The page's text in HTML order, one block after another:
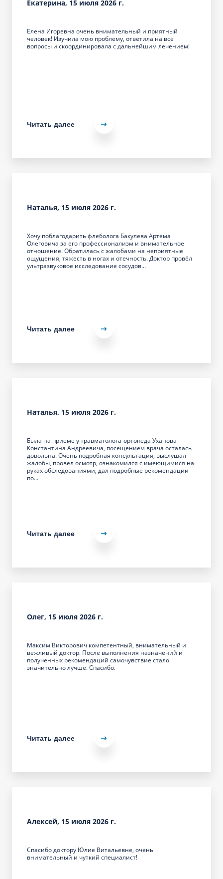
Екатерина, 15 июля 2026 г.
Елена Игоревна очень внимательный и приятный
человек! Изучила мою проблему, ответила на все
вопросы и скоординировала с дальнейшим лечением!
Читать далее
Наталья, 15 июля 2026 г.
Хочу поблагодарить флеболога Бакулева Артема
Олеговича за его профессионализм и внимательное
отношение. Обратилась с жалобами на неприятные
ощущения, тяжесть в ногах и отечность. Доктор провёл
ультразвуковое исследование сосудов...
Читать далее
Наталья, 15 июля 2026 г.
Была на приеме у травматолога-ортопеда Уханова
Константина Андреевича, посещением врача осталась
довольна. Очень подробная консультация, выслушал
жалобы, провел осмотр, ознакомился с имеющимися на
руках обследованиями, дал подробные рекомендации
по...
Читать далее
Олег, 15 июля 2026 г.
Максим Викторович компетентный, внимательный и
вежливый доктор. После выполнения назначений и
полученных рекомендаций самочувствие стало
значительно лучше. Спасибо.
Читать далее
Алексей, 15 июля 2026 г.
Спасибо доктору Юлие Витальевне, очень
внимательный и чуткий специалист!